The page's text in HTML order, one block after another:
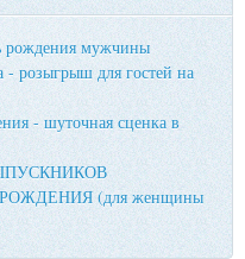
рождения мужчины
- розыгрыш для гостей на
- шуточная сценка в
(для женщины